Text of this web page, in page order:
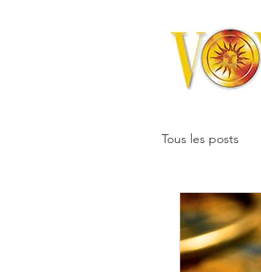
Tous les posts
Votre